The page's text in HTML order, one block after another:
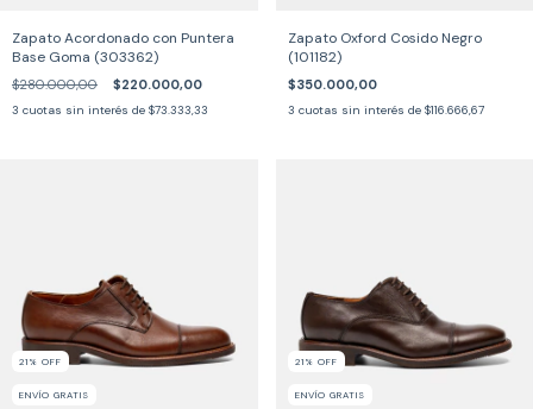
Zapato Acordonado con Puntera
Base Goma (303362)
$280.000,00 $220.000,00
3 cuotas sin interés de $73.333,33
Zapato Oxford Cosido Negro
(101182)
$350.000,00
3 cuotas sin interés de $116.666,67
21 % OFF
ENVÍO GRATIS
21 % OFF
ENVÍO GRATIS